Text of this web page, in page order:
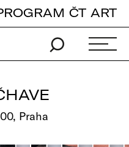
ČT ART
Praha